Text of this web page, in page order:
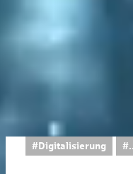
#Digitalisierung